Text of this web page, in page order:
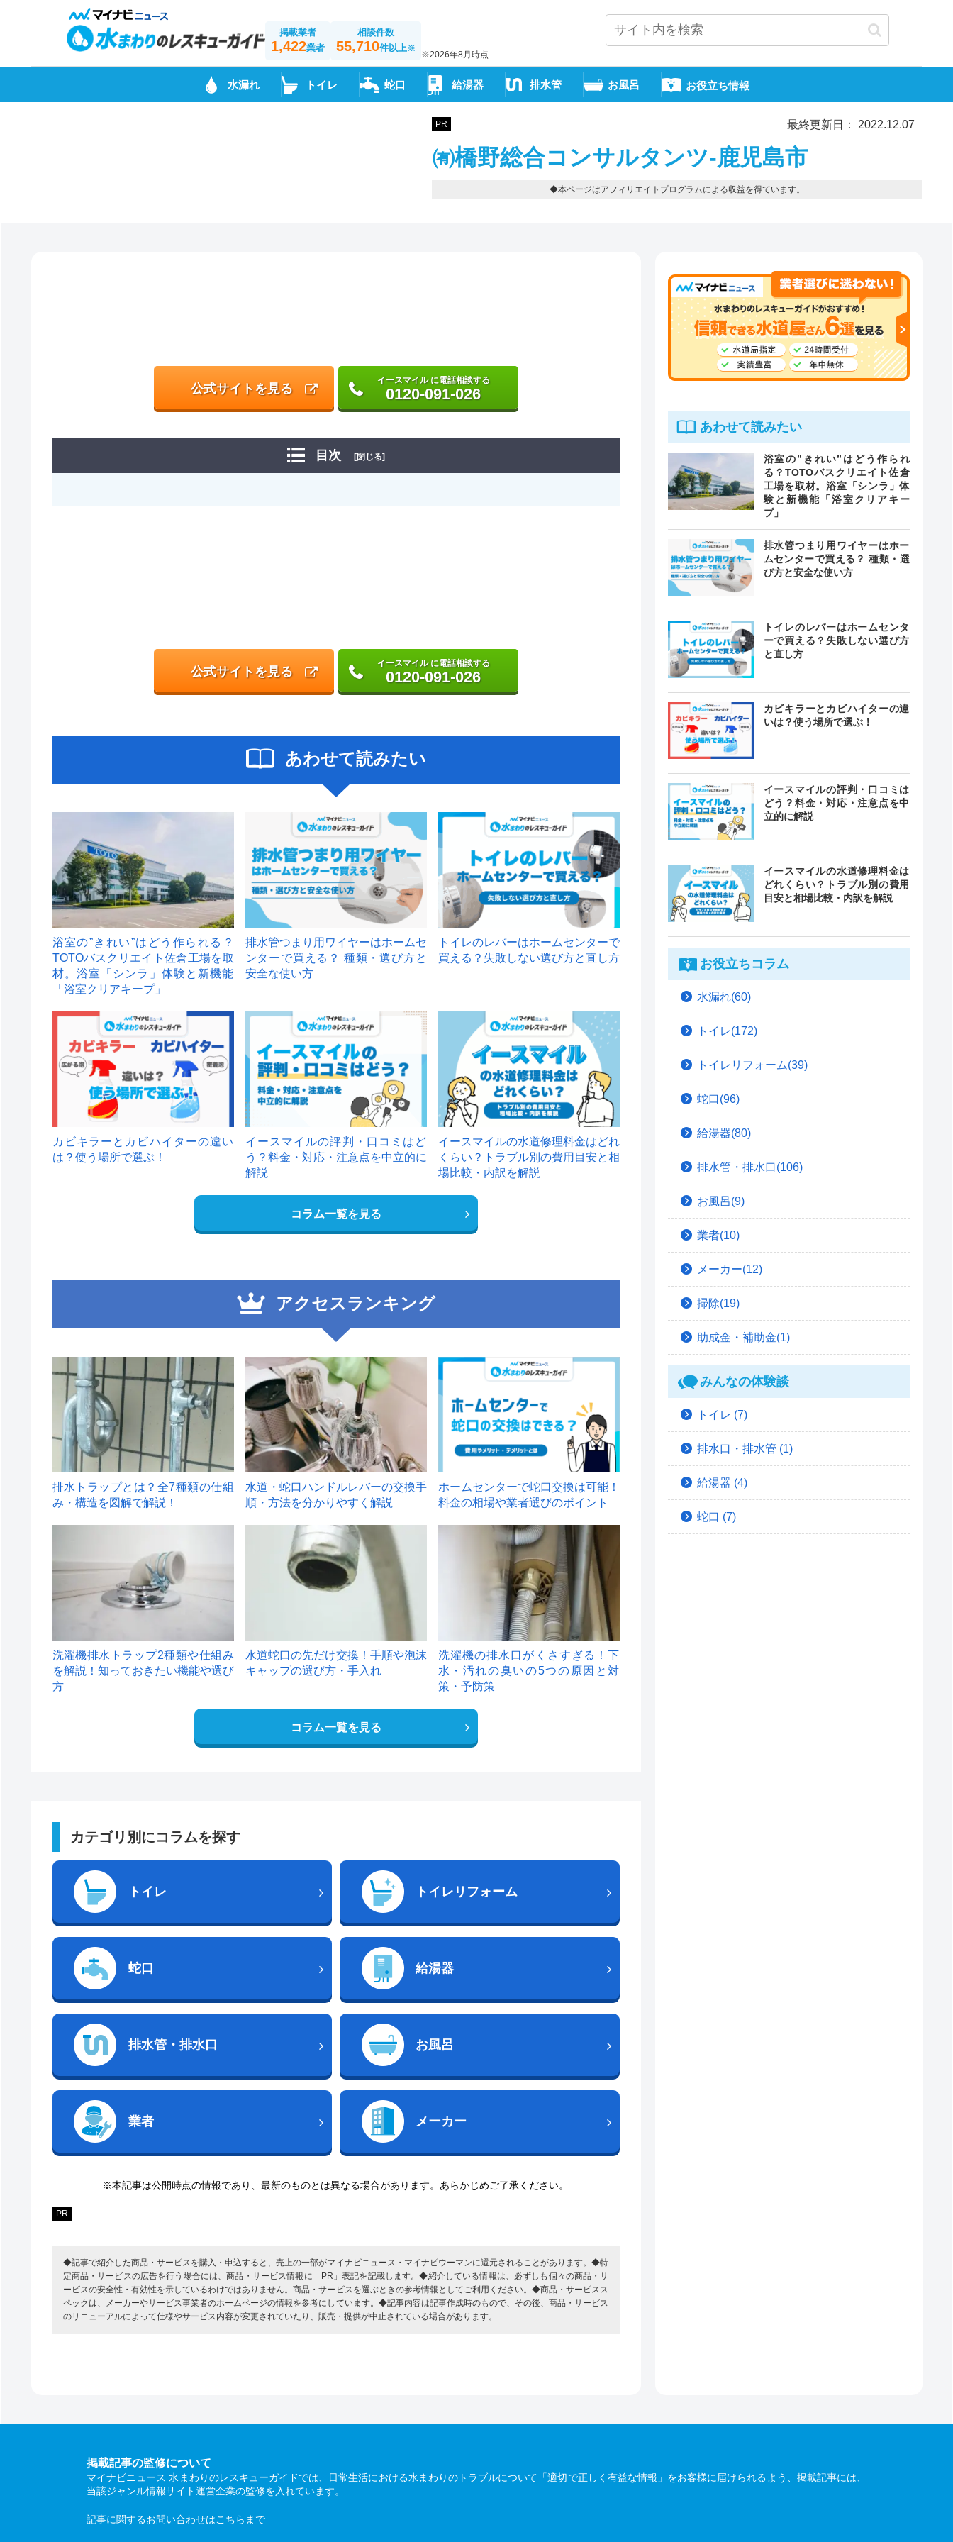
掲載業者
1,422業者
相談件数
55,710件以上※
※2026年8月時点
水漏れ トイレ 蛇口 給湯器 排水管 お風呂 お役立ち情報
PR 最終更新日： 2022.12.07
㈲橋野総合コンサルタンツ-鹿児島市
◆本ページはアフィリエイトプログラムによる収益を得ています。
公式サイトを見る
イースマイル に電話相談する
0120-091-026
目次 [閉じる]
公式サイトを見る
イースマイル に電話相談する
0120-091-026
あわせて読みたい
浴室の”きれい”はどう作られる？
TOTOバスクリエイト佐倉工場を取
材。浴室「シンラ」体験と新機能
「浴室クリアキープ」
排水管つまり用ワイヤーはホームセ
ンターで買える？ 種類・選び方と
安全な使い方
トイレのレバーはホームセンターで
買える？失敗しない選び方と直し方
カビキラーとカビハイターの違い
は？使う場所で選ぶ！
イースマイルの評判・口コミはど
う？料金・対応・注意点を中立的に
解説
イースマイルの水道修理料金はどれ
くらい？トラブル別の費用目安と相
場比較・内訳を解説
コラム一覧を見る
アクセスランキング
1
排水トラップとは？全7種類の仕組
み・構造を図解で解説！
2
水道・蛇口ハンドルレバーの交換手
順・方法を分かりやすく解説
ホームセンターで蛇口交換は可能！
料金の相場や業者選びのポイント
洗濯機排水トラップ2種類や仕組み
を解説！知っておきたい機能や選び
方
水道蛇口の先だけ交換！手順や泡沫
キャップの選び方・手入れ
洗濯機の排水口がくさすぎる！下
水・汚れの臭いの5つの原因と対
策・予防策
コラム一覧を見る
カテゴリ別にコラムを探す
トイレ トイレリフォーム
蛇口 給湯器
排水管・排水口 お風呂
業者 メーカー
※本記事は公開時点の情報であり、最新のものとは異なる場合があります。あらかじめご了承ください。
PR
◆記事で紹介した商品・サービスを購入・申込すると、売上の一部がマイナビニュース・マイナビウーマンに還元されることがあります。◆特
定商品・サービスの広告を行う場合には、商品・サービス情報に「PR」表記を記載します。◆紹介している情報は、必ずしも個々の商品・サ
ービスの安全性・有効性を示しているわけではありません。商品・サービスを選ぶときの参考情報としてご利用ください。◆商品・サービスス
ペックは、メーカーやサービス事業者のホームページの情報を参考にしています。◆記事内容は記事作成時のもので、その後、商品・サービス
のリニューアルによって仕様やサービス内容が変更されていたり、販売・提供が中止されている場合があります。
あわせて読みたい
浴室の”きれい”はどう作られ
る？TOTOバスクリエイト佐倉
工場を取材。浴室「シンラ」体
験と新機能「浴室クリアキー
プ」
排水管つまり用ワイヤーはホー
ムセンターで買える？ 種類・選
び方と安全な使い方
トイレのレバーはホームセンタ
ーで買える？失敗しない選び方
と直し方
カビキラーとカビハイターの違
いは？使う場所で選ぶ！
イースマイルの評判・口コミは
どう？料金・対応・注意点を中
立的に解説
イースマイルの水道修理料金は
どれくらい？トラブル別の費用
目安と相場比較・内訳を解説
お役立ちコラム
水漏れ(60)
トイレ(172)
トイレリフォーム(39)
蛇口(96)
給湯器(80)
排水管・排水口(106)
お風呂(9)
業者(10)
メーカー(12)
掃除(19)
助成金・補助金(1)
みんなの体験談
トイレ (7)
排水口・排水管 (1)
給湯器 (4)
蛇口 (7)
掲載記事の監修について
マイナビニュース 水まわりのレスキューガイドでは、日常生活における水まわりのトラブルについて「適切で正しく有益な情報」をお客様に届けられるよう、掲載記事には、
当該ジャンル情報サイト運営企業の監修を入れています。
記事に関するお問い合わせはこちら まで